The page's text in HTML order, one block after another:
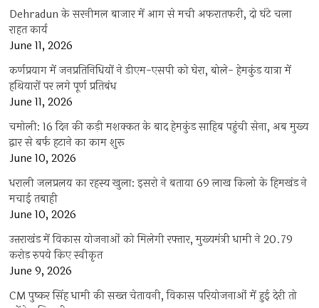
Dehradun के सरनीमल बाजार में आग से मची अफरातफरी, दो घंटे चला
राहत कार्य
June 11, 2026
कर्णप्रयाग में जनप्रतिनिधियों ने डीएम-एसपी को घेरा, बोले- हेमकुंड यात्रा में
हथियारों पर लगे पूर्ण प्रतिबंध
June 11, 2026
चमोली: 16 दिन की कड़ी मशक्कत के बाद हेमकुंड साहिब पहुंची सेना, अब मुख्य
द्वार से बर्फ हटाने का काम शुरू
June 10, 2026
धराली जलप्रलय का रहस्य खुला: इसरो ने बताया 69 लाख किलो के हिमखंड ने
मचाई तबाही
June 10, 2026
उत्तराखंड में विकास योजनाओं को मिलेगी रफ्तार, मुख्यमंत्री धामी ने 20.79
करोड़ रुपये किए स्वीकृत
June 9, 2026
CM पुष्कर सिंह धामी की सख्त चेतावनी, विकास परियोजनाओं में हुई देरी तो